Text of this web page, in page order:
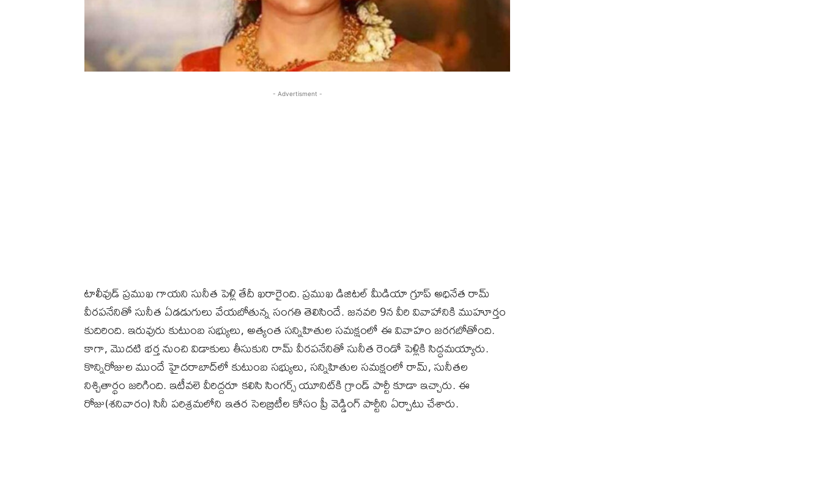
- Advertisment -
టాలీవుడ్‌ ప్రముఖ గాయని సునీత పెళ్లి తేదీ ఖరారైంది. ప్రముఖ డిజిటల్ మీడియా గ్రూప్‌ అధినేత రామ్‌
వీరపనేనితో సునీత ఏడడుగులు వేయబోతున్న సంగతి తెలిసిందే. జనవరి 9న వీరి వివాహానికి ముహూర్తం
కుదిరింది. ఇరువురు కుటుంబ సభ్యులు, అత్యంత సన్నిహితుల సమక్షంలో ఈ వివాహం జరగబోతోంది.
కాగా, మొదటి భర్త నుంచి విడాకులు తీసుకుని రామ్‌ వీరపనేనితో సునీత రెండో పెళ్లికి సిద్ధమయ్యారు.
కొన్నిరోజుల ముందే హైదరాబాద్‌లో కుటుంబ సభ్యులు, సన్నిహితుల సమక్షంలో రామ్‌, సునీతల
నిశ్చితార్థం జరిగింది. ఇటీవలె వీరిద్దరూ కలిసి సింగర్స్‌ యూనిట్‌కి గ్రాండ్‌ పార్టీ కూడా ఇచ్చారు. ఈ
రోజు(శనివారం) సినీ పరిశ్రమలోని ఇతర సెలబ్రిటీల కోసం ప్రీ వెడ్డింగ్‌ పార్టీని ఏర్పాటు చేశారు.